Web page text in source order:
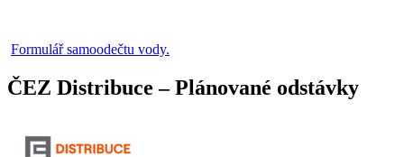
Formulář samoodečtu vody.
ČEZ Distribuce – Plánované odstávky